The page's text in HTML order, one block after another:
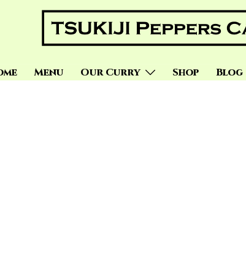
Menu Our Curry Shop Blog